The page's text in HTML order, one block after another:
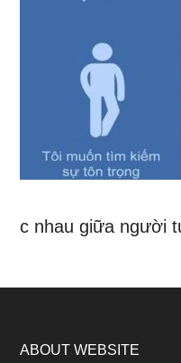
c nhau giữa người
ABOUT WEBSITE